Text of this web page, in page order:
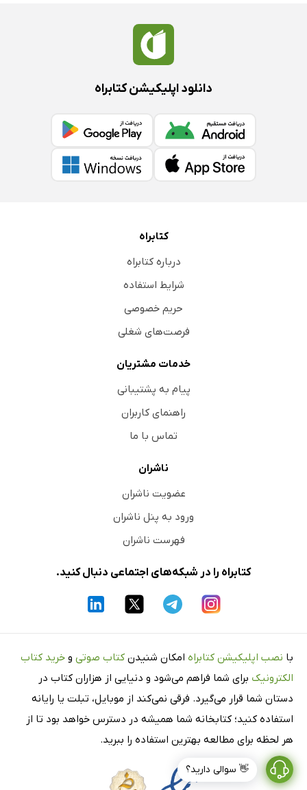
👋 سوالی دارید؟
دانلود اپلیکیشن کتابراه
کتابراه
درباره کتابراه
شرایط استفاده
حریم خصوصی
فرصت‌های شغلی
خدمات مشتریان
پیام به پشتیبانی
راهنمای کاربران
تماس با ما
ناشران
عضویت ناشران
ورود به پنل ناشران
فهرست ناشران
کتابراه را در شبکه‌های اجتماعی دنبال کنید.
با نصب اپلیکیشن کتابراه امکان شنیدن کتاب صوتی و خرید کتاب
الکترونیک برای شما فراهم می‌شود و دنیایی از هزاران کتاب در
دستان شما قرار می‌گیرد. فرقی نمی‌کند از موبایل، تبلت یا رایانه
استفاده کنید؛ کتابخانه شما همیشه در دسترس خواهد بود تا از
هر لحظه برای مطالعه بهترین استفاده را ببرید.